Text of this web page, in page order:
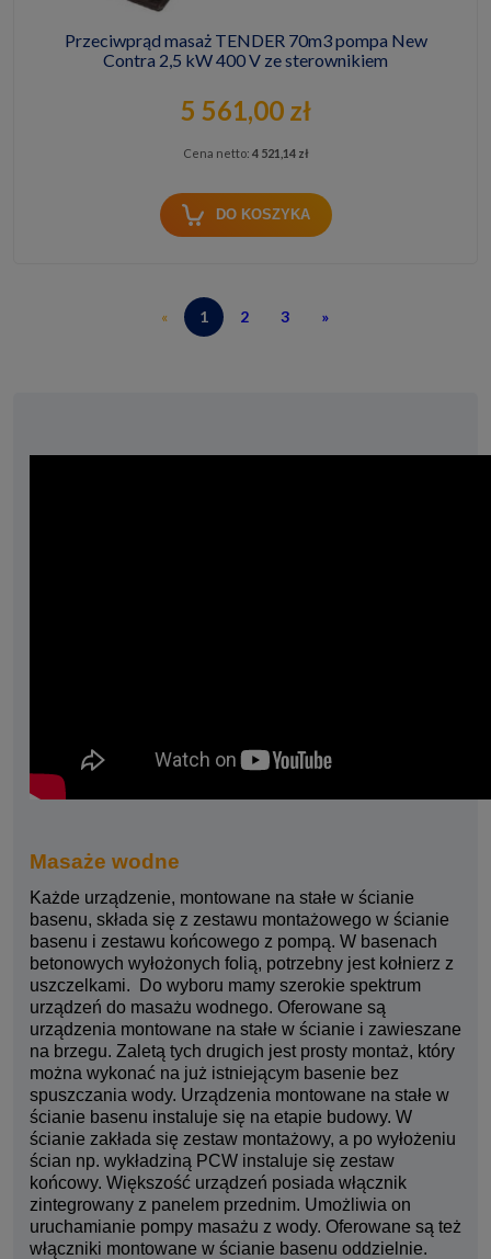
Przeciwprąd masaż TENDER 70m3 pompa New
Contra 2,5 kW 400 V ze sterownikiem
5 561,00 zł
Cena netto: 4 521,14 zł
DO KOSZYKA
« 1 2 3 »
Masaże wodne
Każde urządzenie, montowane na stałe w ścianie
basenu, składa się z zestawu montażowego w ścianie
basenu i zestawu końcowego z pompą. W basenach
betonowych wyłożonych folią, potrzebny jest kołnierz z
uszczelkami. Do wyboru mamy szerokie spektrum
urządzeń do masażu wodnego. Oferowane są
urządzenia montowane na stałe w ścianie i zawieszane
na brzegu. Zaletą tych drugich jest prosty montaż, który
można wykonać na już istniejącym basenie bez
spuszczania wody. Urządzenia montowane na stałe w
ścianie basenu instaluje się na etapie budowy. W
ścianie zakłada się zestaw montażowy, a po wyłożeniu
ścian np. wykładziną PCW instaluje się zestaw
końcowy. Większość urządzeń posiada włącznik
zintegrowany z panelem przednim. Umożliwia on
uruchamianie pompy masażu z wody. Oferowane są też
włączniki montowane w ścianie basenu oddzielnie.